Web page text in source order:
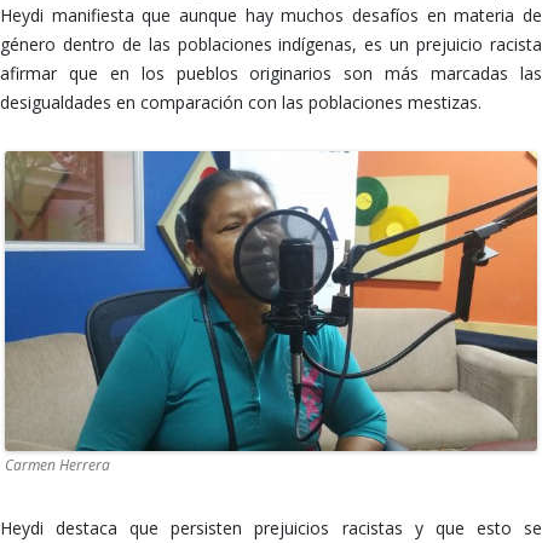
Heydi manifiesta que aunque hay muchos desafíos en materia de
género dentro de las poblaciones indígenas, es un prejuicio racista
afirmar que en los pueblos originarios son más marcadas las
desigualdades en comparación con las poblaciones mestizas.
Carmen Herrera
Heydi destaca que persisten prejuicios racistas y que esto se